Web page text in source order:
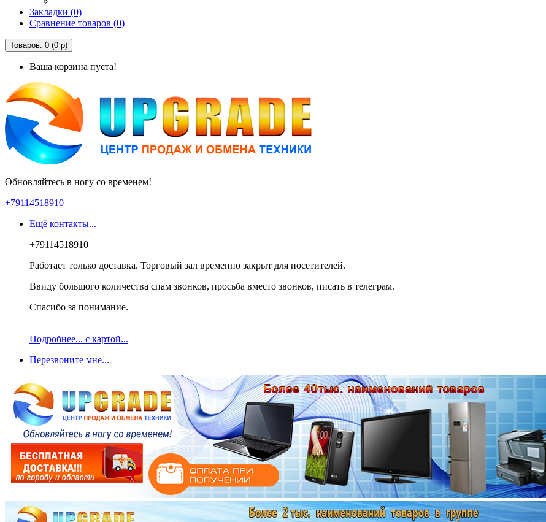
Закладки (0)
Сравнение товаров (0)
Товаров: 0 (0 р)
Ваша корзина пуста!
Обновляйтесь в ногу со временем!
+79114518910
Ещё контакты...
+79114518910
Работает только доставка. Торговый зал временно закрыт для посетителей.
Ввиду большого количества спам звонков, просьба вместо звонков, писать в телеграм.
Спасибо за понимание.
Подробнее... с картой...
Перезвоните мне...